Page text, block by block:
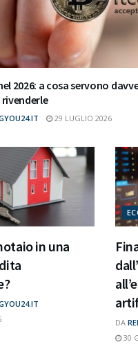
2026: a cosa servono
29 LUGLIO 2026
in una
DA
30